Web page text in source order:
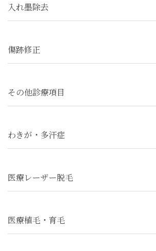
入れ墨除去
傷跡修正
その他診療項目
わきが・多汗症
医療レーザー脱毛
医療植毛・育毛